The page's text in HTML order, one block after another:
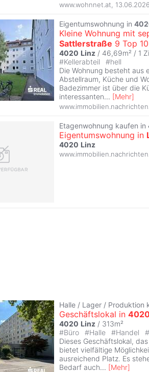
www.wohnnet.at 13.06.2026
Eigentumswohnung in
Kleine Wohnung mit
Sattlerstraße 9 Top 10
4020 Linz / 46,69m² / 1
#Kellerabteil #hell
Die Wohnung besteht aus
Abstellraum, Küche und
Badezimmer ist über die
interessanten... [Mehr]
Etagenwohnung kaufen in
Eigentumswohnung in
4020 Linz
Halle / Lager / Produktion
Geschäftslokal in
4020 Linz / 313m²
#Büro #Halle #Handel #
Dieses Geschäftslokal,
bietet vielfältige
ausreichend Platz. Es
Bedarf auch... [Mehr]